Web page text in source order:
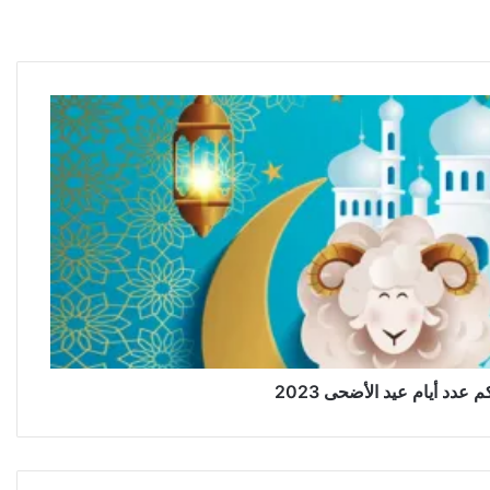
عدد أيام عيد الأضحى 2023